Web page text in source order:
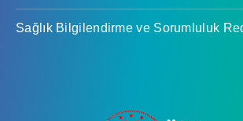
Sağlık Bilgilendirme ve Sorumluluk